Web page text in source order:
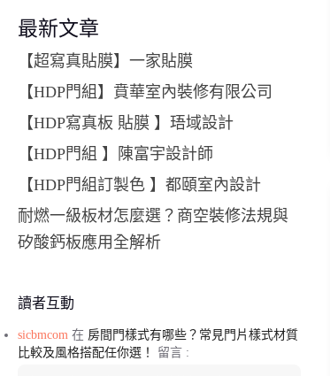
最新文章
【超寫真貼膜】一家貼膜
【HDP門組】賁華室內裝修有限公司
【HDP寫真板 貼膜 】珸域設計
【HDP門組 】陳富宇設計師
【HDP門組訂製色 】都頤室內設計
耐燃一級板材怎麼選？商空裝修法規與
矽酸鈣板應用全解析
讀者互動
sicbmcom 在 房間門樣式有哪些？常見門片樣式材質
比較及風格搭配任你選！
留言 :